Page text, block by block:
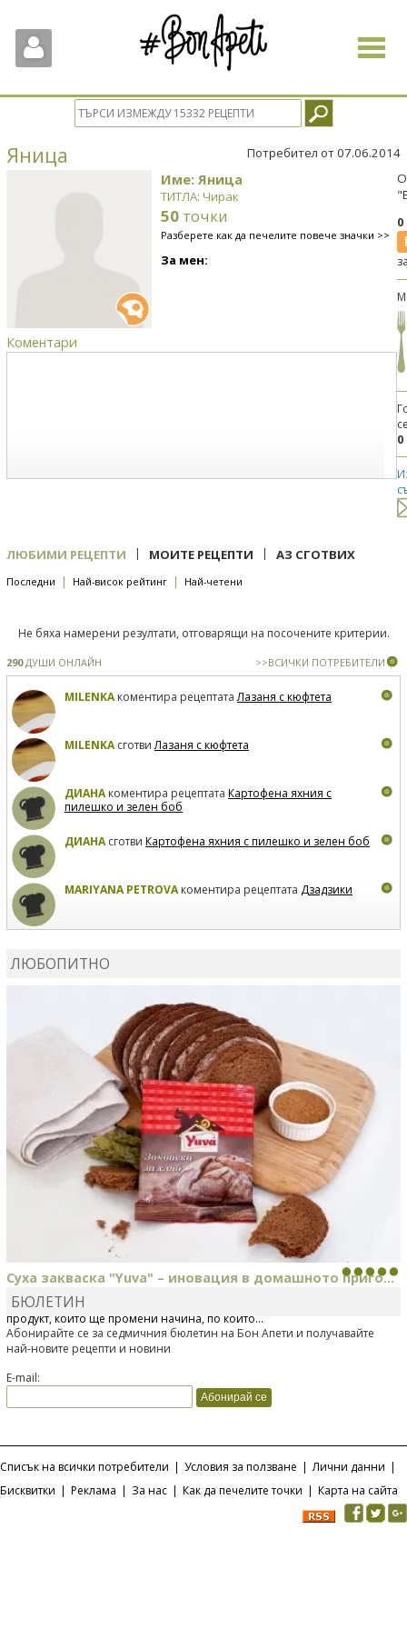
Toggle
Яница Потребител от 07.06.2014
Име: Яница
ТИТЛА: Чирак
50 точки
Разберете как да печелите повече значки >>
За мен:
Коментари
0
ЛЮБИМИ РЕЦЕПТИ | МОИТЕ РЕЦЕПТИ | АЗ СГОТВИХ
Последни | Най-висок рейтинг | Най-четени
Не бяха намерени резултати, отговарящи на посочените критерии.
290ДУШИ ОНЛАЙН >>ВСИЧКИ ПОТРЕБИТЕЛИ
MILENKAкоментира рецептатаЛазаня с кюфтета
MILENKAсготвиЛазаня с кюфтета
ДИАНАкоментира рецептата Картофена яхния с
пилешко и зелен боб
ДИАНАсготви Картофена яхния с пилешко и зелен боб
MARIYANA PETROVAкоментира рецептата Дзадзики
ЛЮБОПИТНО
Суха закваска "Yuva" – иновация в домашното приго...
Отскоро Лесафр България стартира предлагането на изцяло нов
продукт, който ще промени начина, по който...
БЮЛЕТИН
Абонирайте се за седмичния бюлетин на Бон Апети и получавайте
най-новите рецепти и новини
E-mail:
Списък на всички потребители | Условия за ползване | Лични данни |
Бисквитки | Реклама | За нас | Как да печелите точки | Карта на сайта